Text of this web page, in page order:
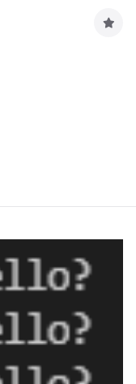
구